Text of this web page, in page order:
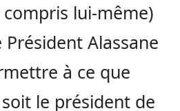
lui-même)
Alassane
à ce que
le président de